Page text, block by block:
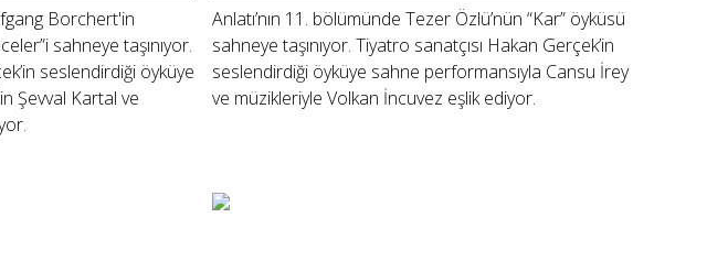
Borchert'in
sahneye taşınıyor.
seslendirdiği öyküye
Şevval Kartal ve
Anlatı’nın 11. bölümünde Tezer Özlü’nün “Kar” öyküsü
sahneye taşınıyor. Tiyatro sanatçısı Hakan Gerçek’in
seslendirdiği öyküye sahne performansıyla Cansu İrey
ve müzikleriyle Volkan İncuvez eşlik ediyor.